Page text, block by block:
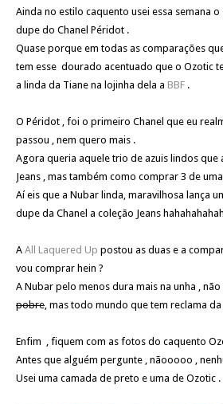
Ainda no estilo caquento usei essa semana
dupe do Chanel Péridot .
Quase porque em todas as comparações
tem esse dourado acentuado que o Ozotic
a linda da Tiane na lojinha dela a BBF .
O Péridot , foi o primeiro Chanel que eu
passou , nem quero mais .
Agora queria aquele trio de azuis lindos que
Jeans , mas também como comprar 3 de uma
Aí eis que a Nubar linda, maravilhosa lança
dupe da Chanel a coleção Jeans
A All Laquered Up postou as duas e a
vou comprar hein ?
A Nubar pelo menos dura mais na unha , não
pobre , mas todo mundo que tem reclama
Enfim , fiquem com as fotos do caquento
Antes que alguém pergunte , nãooooo ,
Usei uma camada de preto e uma de Ozotic .